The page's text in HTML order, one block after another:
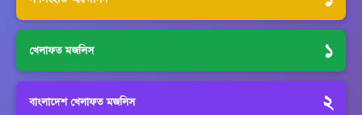
খেলাফত মজলিস ১
বাংলাদেশ খেলাফত মজলিস ২